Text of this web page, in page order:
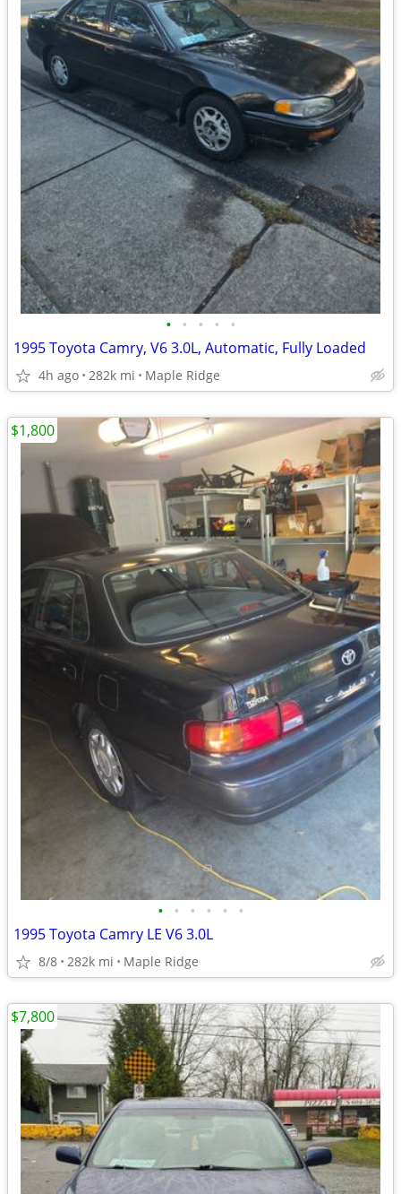
• • • • •
1995 Toyota Camry, V6 3.0L, Automatic, Fully Loaded
4h ago 282k mi Maple Ridge
• • • • • •
1995 Toyota Camry LE V6 3.0L
8/8 282k mi Maple Ridge
$1,800
$7,800